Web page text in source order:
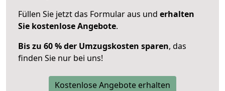
Füllen Sie jetzt das Formular aus und erhalten
Sie kostenlose Angebote.
Bis zu 60 % der Umzugskosten sparen, das
finden Sie nur bei uns!
Kostenlose Angebote erhalten